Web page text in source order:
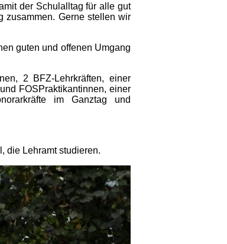
der Schulalltag für alle gut
zusammen. Gerne stellen wir
guten und offenen Umgang
2 BFZ-Lehrkräften, einer
FOSPraktikantinnen, einer
im Ganztag und
die Lehramt studieren.